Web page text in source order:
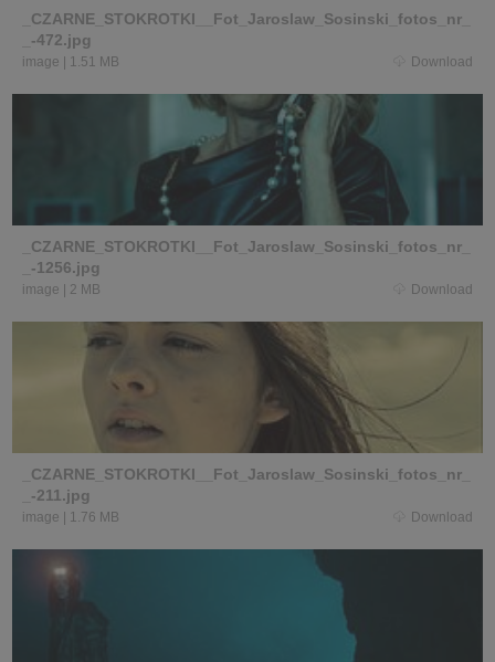
_CZARNE_STOKROTKI__Fot_Jaroslaw_Sosinski_fotos_nr_
_-472.jpg
image 1.51 MB Download
_CZARNE_STOKROTKI__Fot_Jaroslaw_Sosinski_fotos_nr_
_-1256.jpg
image 2 MB Download
_CZARNE_STOKROTKI__Fot_Jaroslaw_Sosinski_fotos_nr_
_-211.jpg
image 1.76 MB Download